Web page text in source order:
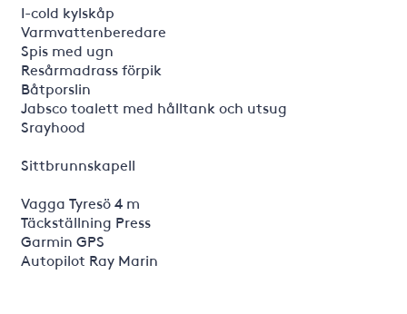
I-cold kylskåp
Varmvattenberedare
Spis med ugn
Resårmadrass förpik
Båtporslin
Jabsco toalett med hålltank och utsug
Srayhood
Sittbrunnskapell
Vagga Tyresö 4 m
Täckställning Press
Garmin GPS
Autopilot Ray Marin